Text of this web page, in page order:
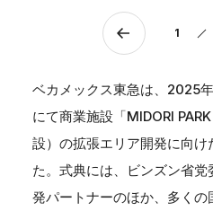
1
ベカメックス東急は、2025
にて商業施設「MIDORI
設）の拡張エリア開発に向け
た。式典には、ビンズン省
発パートナーのほか、多く